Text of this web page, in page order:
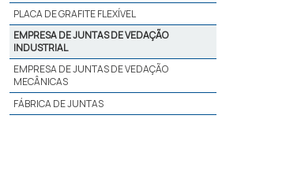
PLACA DE GRAFITE FLEXÍVEL
EMPRESA DE JUNTAS DE VEDAÇÃO
INDUSTRIAL
EMPRESA DE JUNTAS DE VEDAÇÃO
MECÂNICAS
FÁBRICA DE JUNTAS